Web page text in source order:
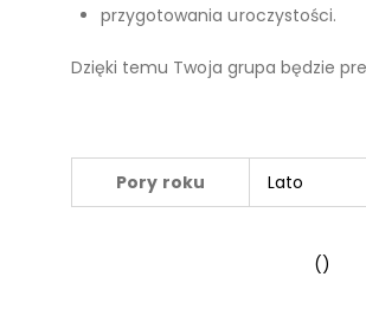
przygotowania uroczystości.
Dzięki temu Twoja grupa będzie
Pory roku Lato
()